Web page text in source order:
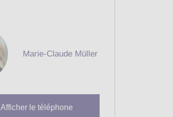
Marie-Claude Müller
Afficher le téléphone